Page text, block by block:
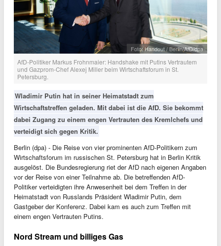
Foto: Handout / Berlin/AfD/dpa
AfD-Politiker Markus Frohnmaier: Handshake mit Putins Vertrautem
und Gazprom-Chef Alexej Miller beim Wirtschaftsforum in St.
Petersburg.
Wladimir Putin hat in seiner Heimatstadt zum
Wirtschaftstreffen geladen. Mit dabei ist die AfD. Sie bekommt
dabei Zugang zu einem engen Vertrauten des Kremlchefs und
verteidigt sich gegen Kritik.
Berlin (dpa) - Die Reise von vier prominenten AfD-Politikern zum
Wirtschaftsforum im russischen St. Petersburg hat in Berlin Kritik
ausgelöst. Die Bundesregierung riet der AfD nach eigenen Angaben
vor der Reise von einer Teilnahme ab. Die betreffenden AfD-
Politiker verteidigten ihre Anwesenheit bei dem Treffen in der
Heimatstadt von Russlands Präsident Wladimir Putin, dem
Gastgeber der Konferenz. Dabei kam es auch zum Treffen mit
einem engen Vertrauten Putins.
Nord Stream und billiges Gas